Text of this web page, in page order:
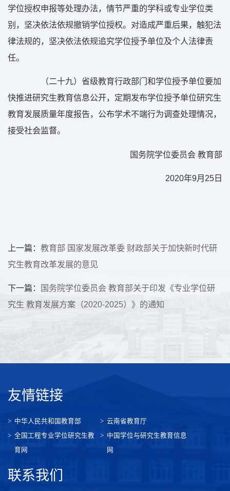
学位授权申报等处理办法，情节严重的学科或专业学位类
别，坚决依法依规撤销学位授权。对造成严重后果，触犯法
律法规的，坚决依法依规追究学位授予单位及个人法律责
任。
（二十九）省级教育行政部门和学位授予单位要加
快推进研究生教育信息公开，定期发布学位授予单位研究生
教育发展质量年度报告，公布学术不端行为调查处理情况，
接受社会监督。
国务院学位委员会 教育部
2020年9月 25 日
上一篇： 教育部 国家发展改革委 财政部关于加快新时代研
究生教育改革发展的意见
下一篇：
国务院学位委员会 教育部关于印发《专业学位研
究生 教育发展方案（2020-2025）》的通知
友情链接
中华人民共和国教育部
云南省教育厅
全国工程专业学位研究生教
育网
中国学位与研究生教育信息
网
联系我们